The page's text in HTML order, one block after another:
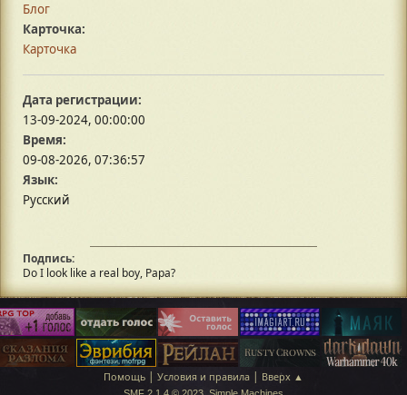
Блог
Карточка:
Карточка
Дата регистрации:
13-09-2024, 00:00:00
Время:
09-08-2026, 07:36:57
Язык:
Русский
Подпись:
Do I look like a real boy, Papa?
Помощь | Условия и правила | Вверх ▲